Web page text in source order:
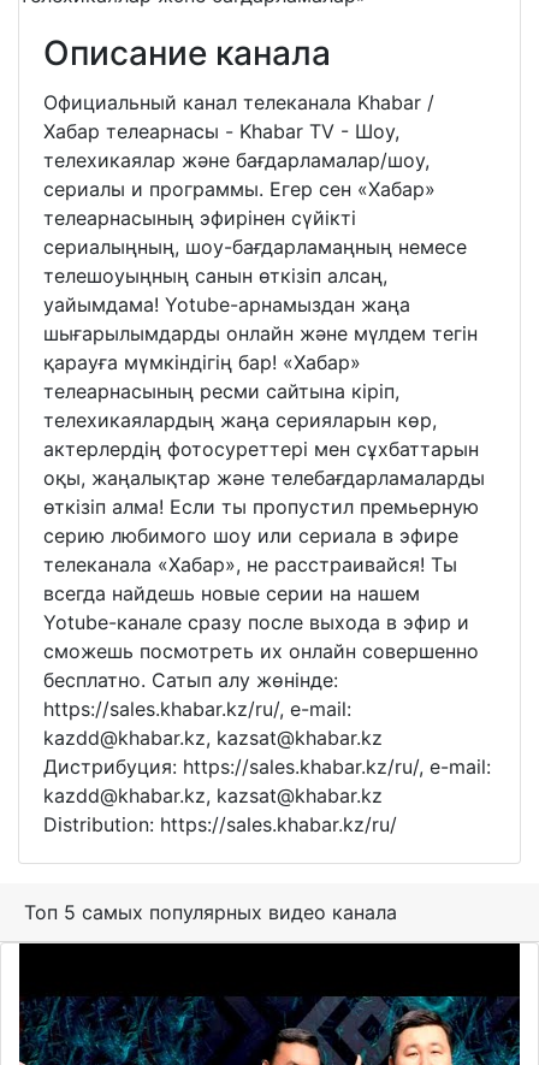
Описание канала
Официальный канал телеканала Khabar /
Хабар телеарнасы - Khabar TV - Шоу,
телехикаялар және бағдарламалар/шоу,
сериалы и программы. Егер сен «Хабар»
телеарнасының эфирінен сүйікті
сериалыңның, шоу-бағдарламаңның немесе
телешоуыңның санын өткізіп алсаң,
уайымдама! Yotube-арнамыздан жаңа
шығарылымдарды онлайн және мүлдем тегін
қарауға мүмкіндігің бар! «Хабар»
телеарнасының ресми сайтына кіріп,
телехикаялардың жаңа серияларын көр,
актерлердің фотосуреттері мен сұхбаттарын
оқы, жаңалықтар және телебағдарламаларды
өткізіп алма! Если ты пропустил премьерную
серию любимого шоу или сериала в эфире
телеканала «Хабар», не расстраивайся! Ты
всегда найдешь новые серии на нашем
Yotube-канале сразу после выхода в эфир и
сможешь посмотреть их онлайн совершенно
бесплатно. Сатып алу жөнінде:
https://sales.khabar.kz/ru/, e-mail:
kazdd@khabar.kz, kazsat@khabar.kz
Дистрибуция: https://sales.khabar.kz/ru/, e-mail:
kazdd@khabar.kz, kazsat@khabar.kz
Distribution: https://sales.khabar.kz/ru/
Топ 5 самых популярных видео канала